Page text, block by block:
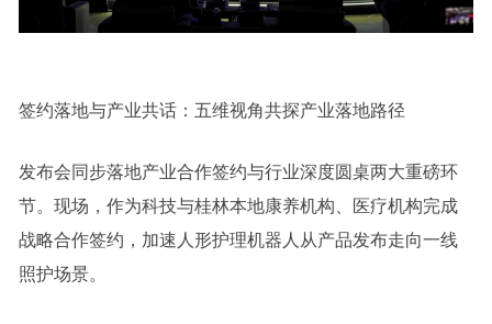
签约落地与产业共话：五维视角共探产业落地路径
发布会同步落地产业合作签约与行业深度圆桌两大重磅环
节。现场，作为科技与桂林本地康养机构、医疗机构完成
战略合作签约，加速人形护理机器人从产品发布走向一线
照护场景。